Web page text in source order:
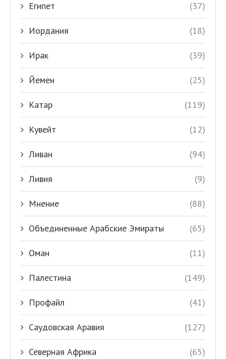
Египет (37)
Иордания (18)
Ирак (39)
Йемен (25)
Катар (119)
Кувейт (12)
Ливан (94)
Ливия (9)
Мнение (88)
Объединенные Арабские Эмираты (65)
Оман (11)
Палестина (149)
Профайл (41)
Саудовская Аравия (127)
Северная Африка (65)